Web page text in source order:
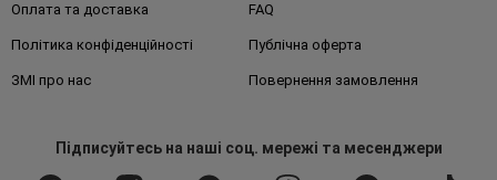
Оплата та доставка FAQ
Політика конфіденційності Публічна оферта
ЗМІ про нас Повернення замовлення
Підписуйтесьна наші соц. мережі та месенджери